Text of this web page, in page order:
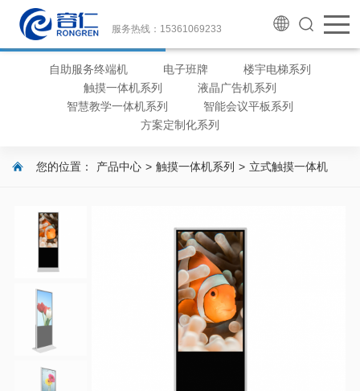
服务热线：15361069233
自助服务终端机 电子班牌
楼宇电梯系列
触摸一体机系列
液晶广告机系列
智慧教学一体机系列
智能会议平板系列
方案定制化系列
您的位置： 产品中心 > 触摸一体机系列 > 立式触摸一体机